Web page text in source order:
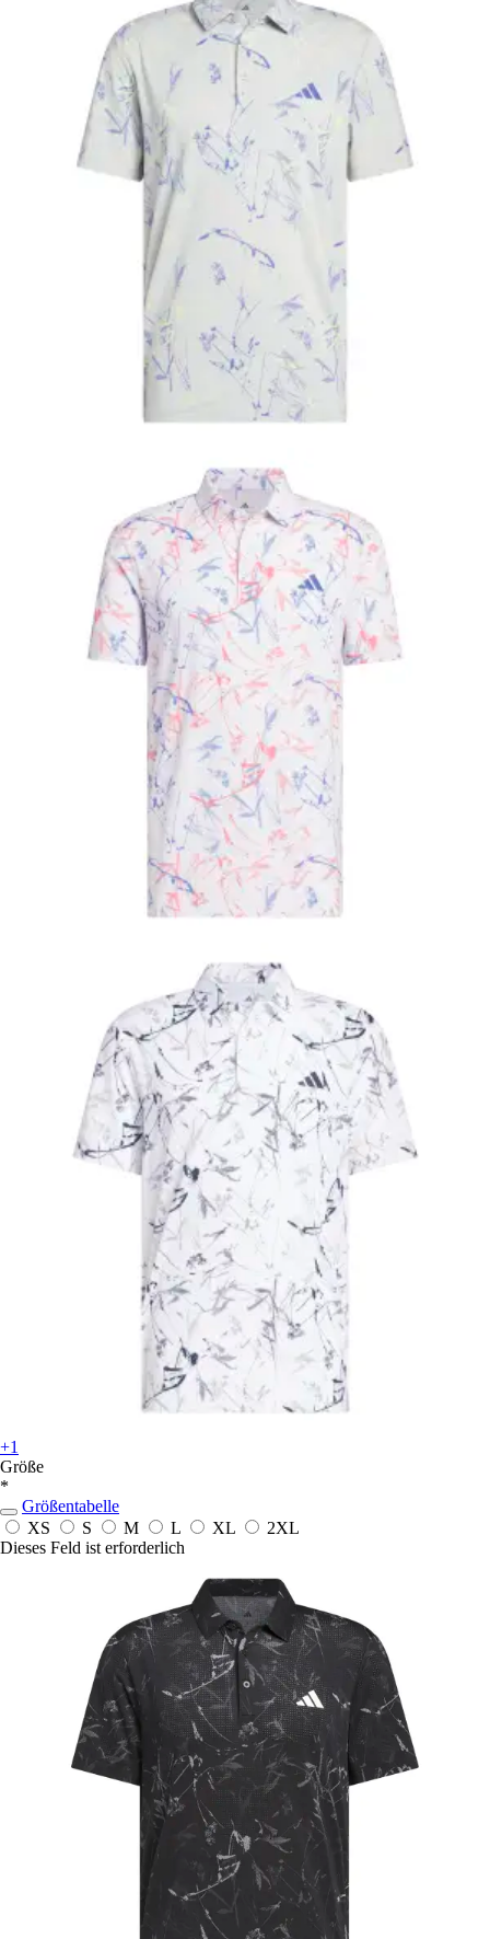
+1
Größe
*
Größentabelle
XS
S M L XL
2XL
Dieses Feld ist erforderlich